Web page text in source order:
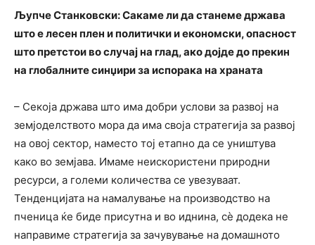
Љупче Станковски: Сакаме ли да станеме држава
што е лесен плен и политички и економски, опасност
што претстои во случај на глад, ако дојде до прекин
на глобалните синџири за испорака на храната
– Секоја држава што има добри услови за развој на
земјоделството мора да има своја стратегија за развој
на овој сектор, наместо тој етапно да се уништува
како во земјава. Имаме неискористени природни
ресурси, а големи количества се увезуваат.
Тенденцијата на намалување на производство на
пченица ќе биде присутна и во иднина, сѐ додека не
направиме стратегија за зачувување на домашното